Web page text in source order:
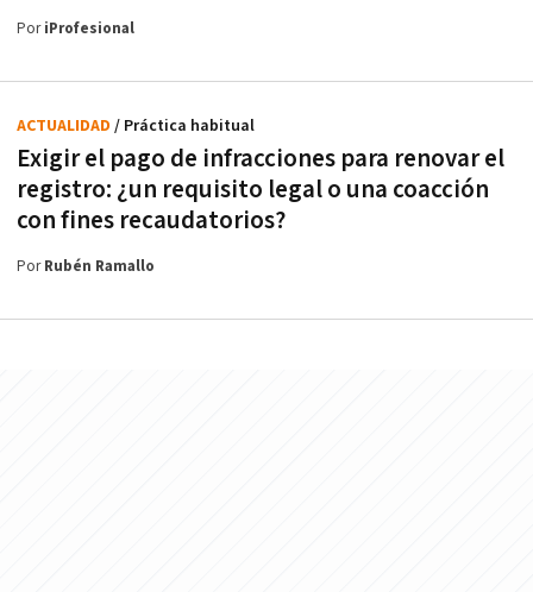
PoriProfesional
Exigir el pago de infracciones para renovar el
registro: ¿un requisito legal o una coacción
con fines recaudatorios?
ACTUALIDAD / Práctica habitual
PorRubén Ramallo